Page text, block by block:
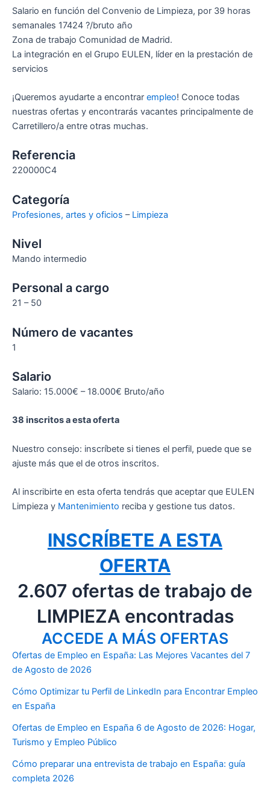
Salario en función del Convenio de Limpieza, por 39 horas
semanales 17424 ?/bruto año
Zona de trabajo Comunidad de Madrid.
La integración en el Grupo EULEN, líder en la prestación de
servicios
¡Queremos ayudarte a encontrar empleo! Conoce todas
nuestras ofertas y encontrarás vacantes principalmente de
Carretillero/a entre otras muchas.
Referencia
220000C4
Categoría
Profesiones, artes y oficios – Limpieza
Nivel
Mando intermedio
Personal a cargo
21 – 50
Número de vacantes
1
Salario
Salario: 15.000€ – 18.000€ Bruto/año
38 inscritos a esta oferta
Nuestro consejo: inscríbete si tienes el perfil, puede que se
ajuste más que el de otros inscritos.
Al inscribirte en esta oferta tendrás que aceptar que EULEN
Limpieza y Mantenimiento reciba y gestione tus datos.
INSCRÍBETE A ESTA
OFERTA
2.607 ofertas de trabajo de
LIMPIEZA encontradas
ACCEDE A MÁS OFERTAS
Ofertas de Empleo en España: Las Mejores Vacantes del 7
de Agosto de 2026
Cómo Optimizar tu Perfil de LinkedIn para Encontrar Empleo
en España
Ofertas de Empleo en España 6 de Agosto de 2026: Hogar,
Turismo y Empleo Público
Cómo preparar una entrevista de trabajo en España: guía
completa 2026